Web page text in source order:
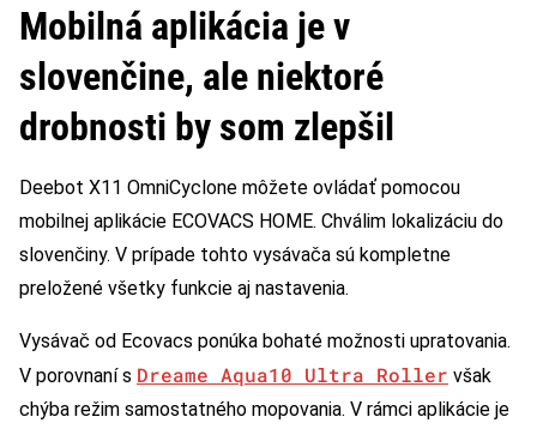
Mobilná aplikácia je v
slovenčine, ale niektoré
drobnosti by som zlepšil
Deebot X11 OmniCyclone môžete ovládať pomocou
mobilnej aplikácie ECOVACS HOME. Chválim lokalizáciu do
slovenčiny. V prípade tohto vysávača sú kompletne
preložené všetky funkcie aj nastavenia.
Vysávač od Ecovacs ponúka bohaté možnosti upratovania.
V porovnaní s Dreame Aqua10 Ultra Roller však
chýba režim samostatného mopovania. V rámci aplikácie je